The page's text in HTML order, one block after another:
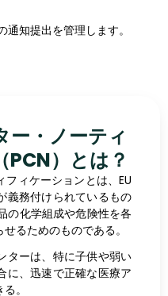
知提出を管理します。
ー・ノーティ
PCN）とは？
ィケーションとは、EU
義務付けられているもの
の化学組成や危険性を各
るためのものである。
ターは、特に子供や弱い
に、迅速で正確な医療ア
。